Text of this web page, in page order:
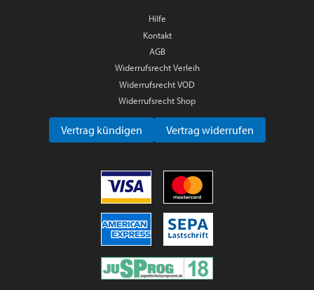
Hilfe
Kontakt
AGB
Widerrufsrecht Verleih
Widerrufsrecht VOD
Widerrufsrecht Shop
Vertrag kündigen Vertrag widerrufen